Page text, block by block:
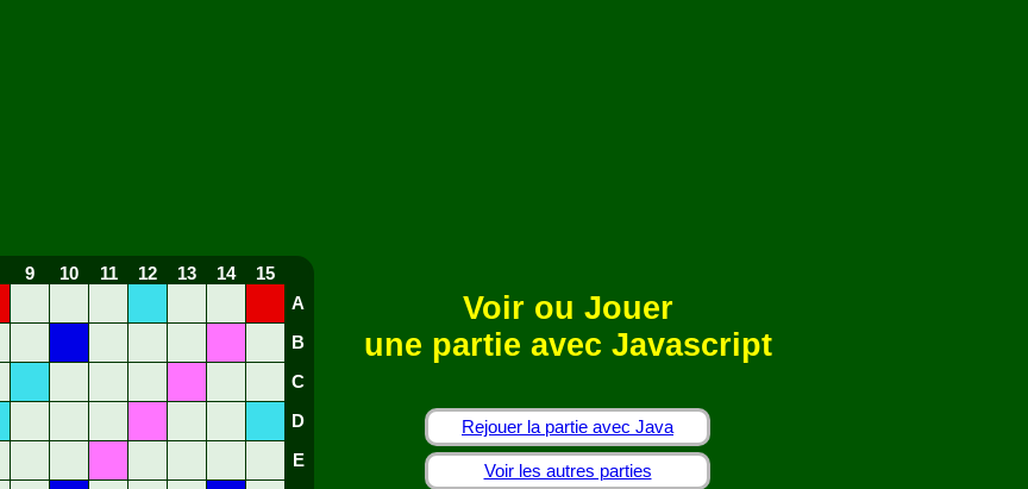
9 10 11 12 13 14
15
A
B
C
D
E
Voir ou Jouer
une partie avec Javascript
Rejouer la partie avec Java
Voir les autres parties